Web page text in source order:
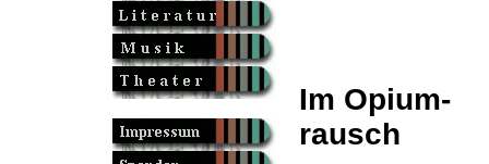
Im Opium-
rausch